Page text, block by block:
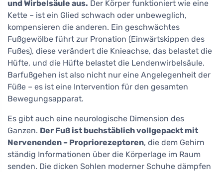
und Wirbelsäule aus. Der Körper funktioniert wie eine
Kette – ist ein Glied schwach oder unbeweglich,
kompensieren die anderen. Ein geschwächtes
Fußgewölbe führt zur Pronation (Einwärtskippen des
Fußes), diese verändert die Knieachse, das belastet die
Hüfte, und die Hüfte belastet die Lendenwirbelsäule.
Barfußgehen ist also nicht nur eine Angelegenheit der
Füße – es ist eine Intervention für den gesamten
Bewegungsapparat.
Es gibt auch eine neurologische Dimension des
Ganzen. Der Fuß ist buchstäblich vollgepackt mit
Nervenenden – Propriorezeptoren, die dem Gehirn
ständig Informationen über die Körperlage im Raum
senden. Die dicken Sohlen moderner Schuhe dämpfen